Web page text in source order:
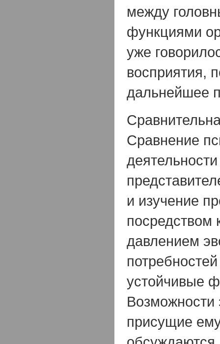
между
функциями
уже
восприятия,
дальнейшее
Сравнение
и изучение
посредством
давлением
устойчивые
Возможности
присущие